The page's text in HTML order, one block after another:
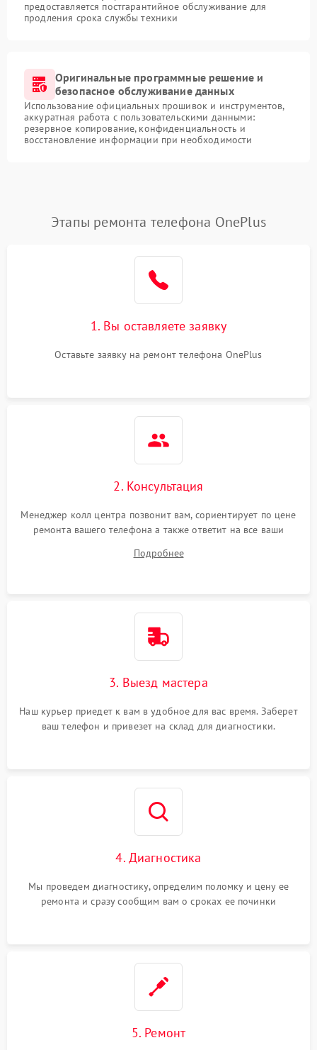
предоставляется постгарантийное обслуживание для
продления срока службы техники
Оригинальные программные решение и
безопасное обслуживание данных
Использование официальных прошивок и инструментов,
аккуратная работа с пользовательскими данными:
резервное копирование, конфиденциальность и
восстановление информации при необходимости
Этапы ремонта телефона OnePlus
1. Вы оставляете заявку
Оставьте заявку на ремонт телефона OnePlus
2. Консультация
Менеджер колл центра позвонит вам, сориентирует по цене
ремонта вашего телефона а также ответит на все ваши
Подробнее
3. Выезд мастера
Наш курьер приедет к вам в удобное для вас время. Заберет
ваш телефон и привезет на склад для диагностики.
4. Диагностика
Мы проведем диагностику, определим поломку и цену ее
ремонта и сразу сообщим вам о сроках ее починки
5. Ремонт